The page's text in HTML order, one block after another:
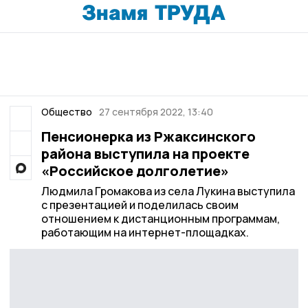
Общество 27 сентября 2022, 13:40
Пенсионерка из Ржаксинского
района выступила на проекте
«Российское долголетие»
Людмила Громакова из села Лукина выступила
с презентацией и поделилась своим
отношением к дистанционным программам,
работающим на интернет-площадках.